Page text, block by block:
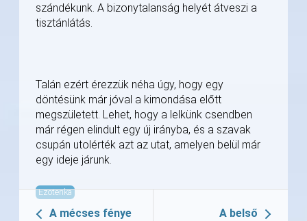
szándékunk. A bizonytalanság helyét átveszi a
tisztánlátás.
Talán ezért érezzük néha úgy, hogy egy
döntésünk már jóval a kimondása előtt
megszületett. Lehet, hogy a lelkünk csendben
már régen elindult egy új irányba, és a szavak
csupán utolérték azt az utat, amelyen belül már
egy ideje járunk.
Ezoterika
A mécses fénye
A belső